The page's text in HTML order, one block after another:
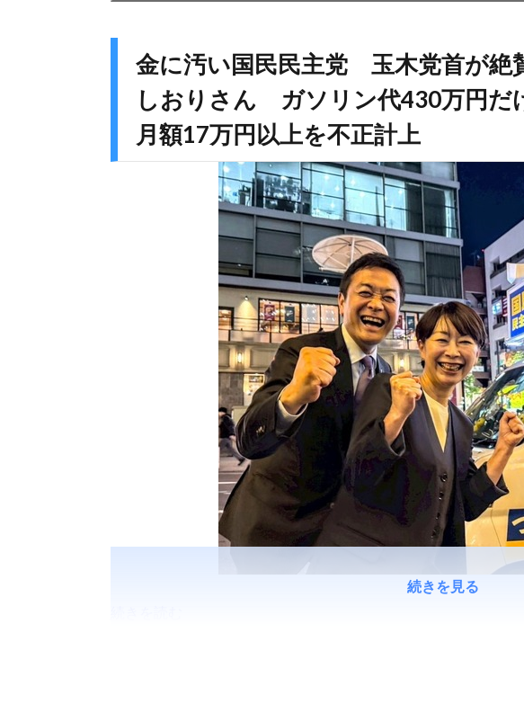
金に汚い国民民主党 玉木党首が絶
しおりさん ガソリン代430万円だ
月額17万円以上を不正計上
続きを見る